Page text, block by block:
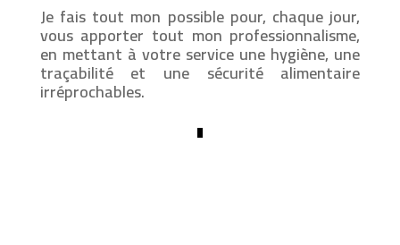
Je fais tout mon possible pour, chaque jour,
vous apporter tout mon professionnalisme,
en mettant à votre service une hygiène, une
traçabilité et une sécurité alimentaire
irréprochables.